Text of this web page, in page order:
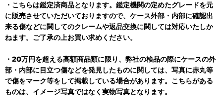
・こちらは鑑定済商品となります。鑑定機関の定めたグレードを元
に販売させていただいておりますので、ケース外部・内部に確認出
来る傷などに関してのクレームや返品交換に関しては対応いたしか
ねます。ご了承の上お買い求めください。
・20万円を超える高額商品類に限り、弊社の検品の際にケースの外
部・内部に目立つ傷などを発見したものに関しては、写真に赤丸等
で傷をマーク等をして掲載している場合があります。こちらがある
ものは、イメージ写真ではなく実物写真となります。